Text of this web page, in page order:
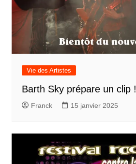
Vie des Artistes
Barth Sky prépare un clip !
Franck 15 janvier 2025